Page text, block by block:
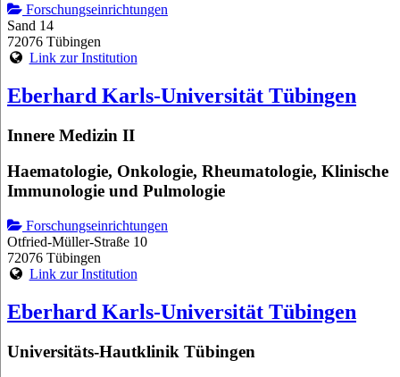
Forschungseinrichtungen
Sand 14
72076 Tübingen
Link zur Institution
Eberhard Karls-Universität Tübingen
Innere Medizin II
Haematologie, Onkologie, Rheumatologie, Klinische
Immunologie und Pulmologie
Forschungseinrichtungen
Otfried-Müller-Straße 10
72076 Tübingen
Link zur Institution
Eberhard Karls-Universität Tübingen
Universitäts-Hautklinik Tübingen